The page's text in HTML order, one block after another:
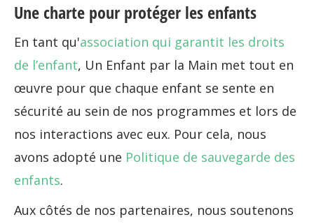
Une charte pour protéger les enfants
En tant qu'association qui garantit les droits
de l’enfant, Un Enfant par la Main met tout en
œuvre pour que chaque enfant se sente en
sécurité au sein de nos programmes et lors de
nos interactions avec eux. Pour cela, nous
avons adopté une Politique de sauvegarde des
enfants.
Aux côtés de nos partenaires, nous soutenons